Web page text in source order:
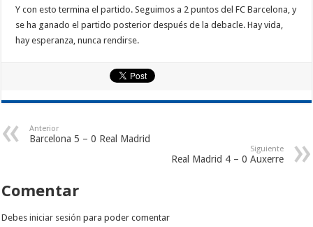
Y con esto termina el partido. Seguimos a 2 puntos del FC Barcelona, y
se ha ganado el partido posterior después de la debacle. Hay vida,
hay esperanza, nunca rendirse.
Anterior
Barcelona 5 – 0 Real Madrid
Siguiente
Real Madrid 4 – 0 Auxerre
Comentar
Debesiniciar sesión para poder comentar